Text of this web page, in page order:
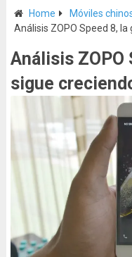
Home
Móviles
Análisis ZOPO Speed 8,
Análisis ZOPO
sigue